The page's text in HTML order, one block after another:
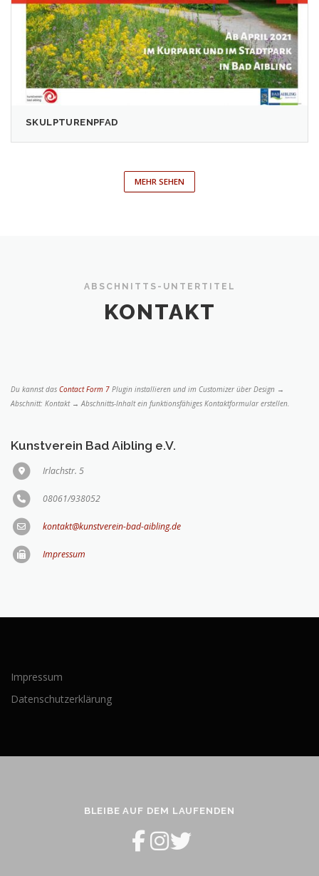
SKULPTURENPFAD
MEHR SEHEN
ABSCHNITTS-UNTERTITEL
KONTAKT
Du kannst das Contact Form 7 Plugin installieren und im Customizer über Design →
Abschnitt: Kontakt → Abschnitts-Inhalt ein funktionsfähiges Kontaktformular erstellen.
Kunstverein Bad Aibling e.V.
Irlachstr. 5
08061/938052
kontakt@kunstverein-bad-aibling.de
Impressum
Impressum
Datenschutzerklärung
BLEIBE AUF DEM LAUFENDEN